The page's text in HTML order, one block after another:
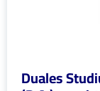
Duales